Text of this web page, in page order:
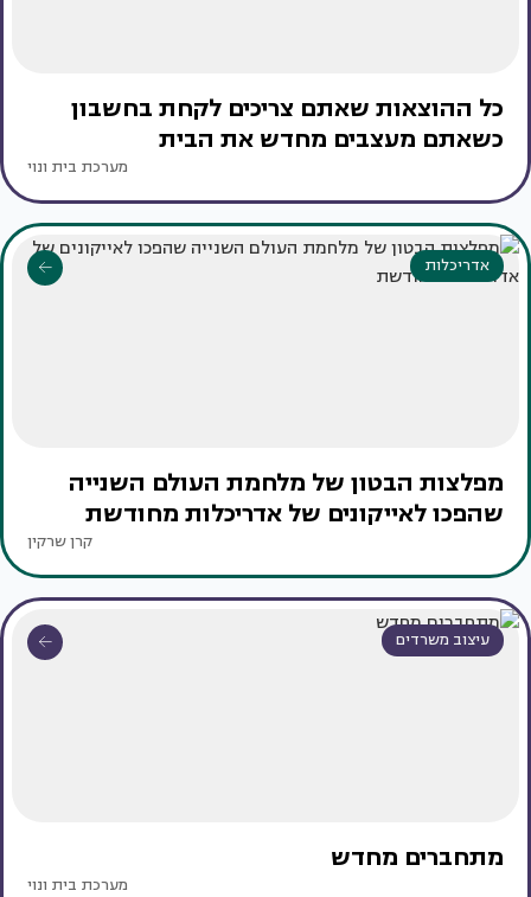
כל ההוצאות שאתם צריכים לקחת בחשבון
כשאתם מעצבים מחדש את הבית
מערכת בית ונוי
אדריכלות
מפלצות הבטון של מלחמת העולם השנייה
שהפכו לאייקונים של אדריכלות מחודשת
קרן שרקין
עיצוב משרדים
מתחברים מחדש
מערכת בית ונוי